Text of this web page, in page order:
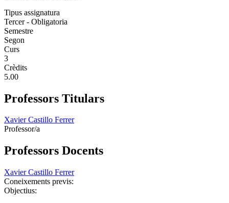
Tipus assignatura
Tercer - Obligatoria
Semestre
Segon
Curs
3
Crèdits
5.00
Professors Titulars
Xavier Castillo Ferrer
Professor/a
Professors Docents
Xavier Castillo Ferrer
Coneixements previs:
Objectius: